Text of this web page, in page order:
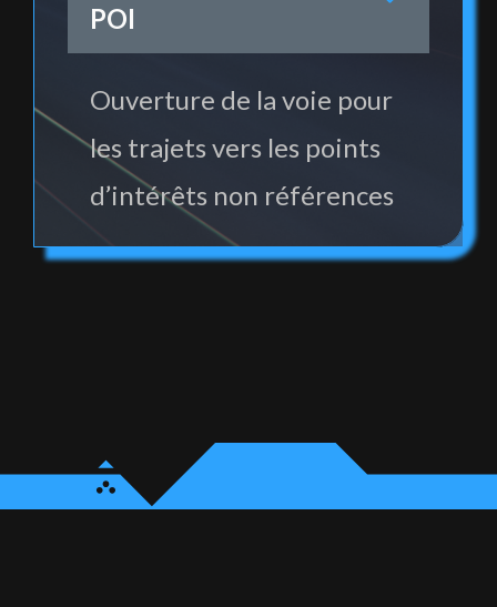
POI
Ouverture de la voie pour
les trajets vers les points
d’intérêts non références